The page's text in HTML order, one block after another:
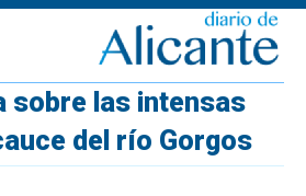
sobre las intensas
del río Gorgos